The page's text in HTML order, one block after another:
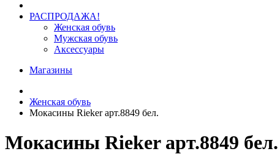
РАСПРОДАЖА!
Женская обувь
Мужская обувь
Аксессуары
Магазины
Женская обувь
Мокасины Rieker арт.8849 бел.
Мокасины Rieker арт.8849 бел.